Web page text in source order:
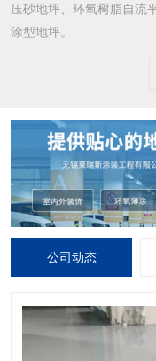
压砂地坪、环氧树脂自流
涂型地坪。
公司动态